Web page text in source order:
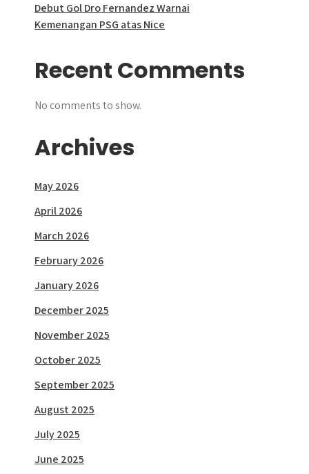
Debut Gol Dro Fernandez Warnai
Kemenangan PSG atas Nice
Recent Comments
No comments to show.
Archives
May 2026
April 2026
March 2026
February 2026
January 2026
December 2025
November 2025
October 2025
September 2025
August 2025
July 2025
June 2025